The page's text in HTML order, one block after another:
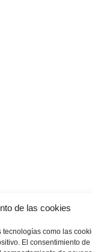
de las cookies
como las
El consentimiento de